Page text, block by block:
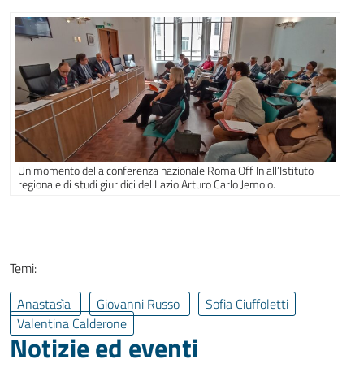
Un momento della conferenza nazionale Roma Off In all’Istituto
regionale di studi giuridici del Lazio Arturo Carlo Jemolo.
Temi:
Anastasìa
Giovanni Russo
Sofia Ciuffoletti
Valentina Calderone
Notizie ed eventi